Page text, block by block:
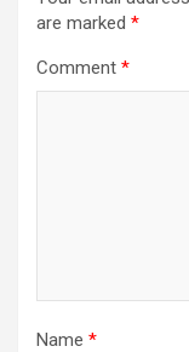
are marked *
Comment *
Name *